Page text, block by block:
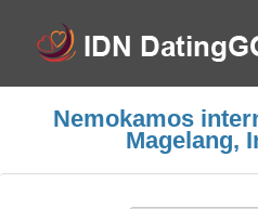
Nemokamos
Magelang,